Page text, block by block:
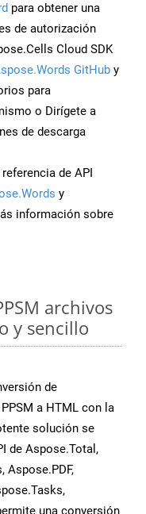
para obtener una
de autorización
Cloud SDK
GitHub y
para
o Dirígete a
de descarga
de API
y
información sobre
archivos
y sencillo
de
a HTML con la
solución se
de Aspose.Total,
Aspose.PDF,
una conversión